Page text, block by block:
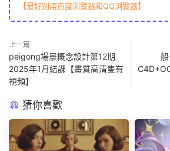
【最好别用百度浏覽器和QQ浏覽器】
上一篇
peigong場景概念設計第12期
2025年1月結課【畫質高清隻有
視頻】
猜你喜歡